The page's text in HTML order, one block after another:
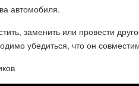
автомобиля.
заменить или провести
убедиться, что он